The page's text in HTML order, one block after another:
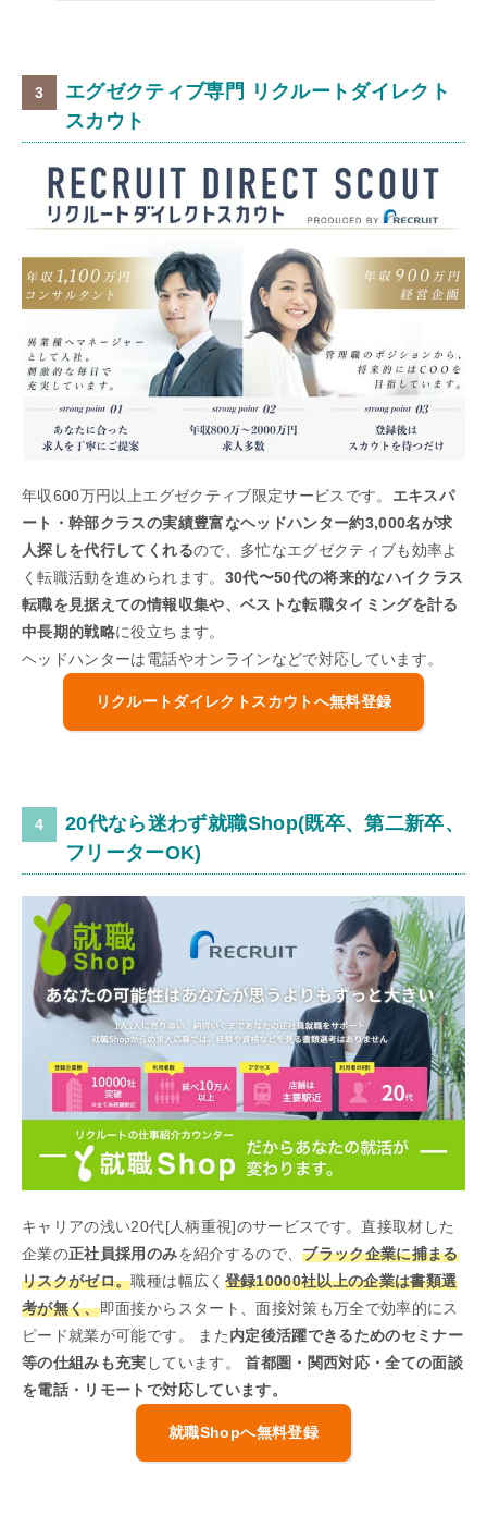
エグゼクティブ専門 リクルートダイレクト
スカウト
年収600万円以上エグゼクティブ限定サービスです。 エキスパ
ート・幹部クラスの実績豊富なヘッドハンター約3,000名が求
人探しを代行してくれるので、多忙なエグゼクティブも効率よ
く転職活動を進められます。 30代〜50代の将来的なハイクラス
転職を見据えての情報収集や、ベストな転職タイミングを計る
中長期的戦略に役立ちます。
ヘッドハンターは電話やオンラインなどで対応しています。
リクルートダイレクトスカウトへ無料登録
20代なら迷わず就職Shop(既卒、第二新卒、
フリーターOK)
キャリアの浅い20代[人柄重視]のサービスです。直接取材した
企業の正社員採用のみを紹介するので、ブラック企業に捕まる
リスクがゼロ。職種は幅広く 登録10000社以上の企業は書類選
考が無く、即面接からスタート、面接対策も万全で効率的にス
ピード就業が可能です。 また内定後活躍できるためのセミナー
等の仕組みも充実 しています。首都圏・関西対応・全ての面談
を電話・リモートで対応しています。
就職Shopへ無料登録